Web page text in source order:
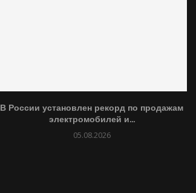
В России установлен рекорд по продажам
электромобилей и...
05.08.2026